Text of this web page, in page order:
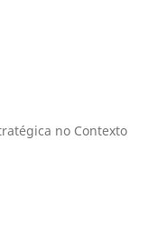
no Contexto